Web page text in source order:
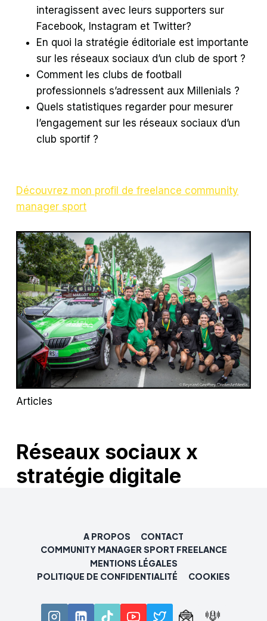
interagissent avec leurs supporters sur
Facebook, Instagram et Twitter?
En quoi la stratégie éditoriale est importante
sur les réseaux sociaux d’un club de sport ?
Comment les clubs de football
professionnels s’adressent aux Millenials ?
Quels statistiques regarder pour mesurer
l’engagement sur les réseaux sociaux d’un
club sportif ?
Découvrez mon profil de freelance community
manager sport
Articles
Réseaux sociaux x
stratégie digitale
A PROPOS
CONTACT
COMMUNITY MANAGER SPORT FREELANCE
MENTIONS LÉGALES
POLITIQUE DE CONFIDENTIALITÉ
COOKIES